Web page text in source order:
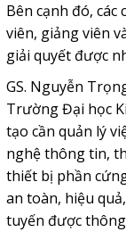
Bên cạnh đó,
viên, giảng viên
giải quyết được
GS. Nguyễn
Trường Đại học
tạo cần quản lý
nghệ thông tin,
thiết bị phần
an toàn, hiệu
tuyến được